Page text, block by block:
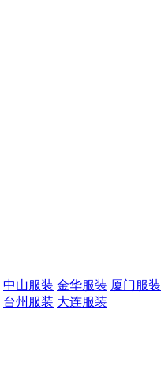
中山服装 金华服装 厦门服装
台州服装 大连服装